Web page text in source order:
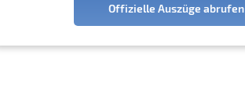
Offizielle Auszüge abrufen